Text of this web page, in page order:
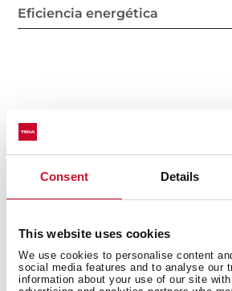
Consent Details
This website uses cookies
We use cookies to personalise content
social media features and to analyse our
information about your use of our site
Eficiencia energética
También te puede
Dibujo técnico